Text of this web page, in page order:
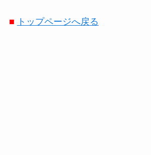
■ トップページへ戻る